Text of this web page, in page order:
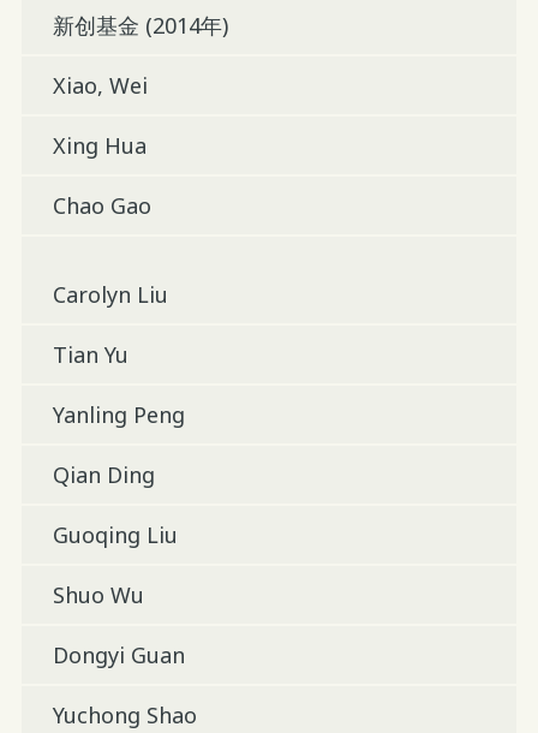
新创基金 (2014年)
Xiao, Wei
Xing Hua
Chao Gao
Carolyn Liu
Tian Yu
Yanling Peng
Qian Ding
Guoqing Liu
Shuo Wu
Dongyi Guan
Yuchong Shao